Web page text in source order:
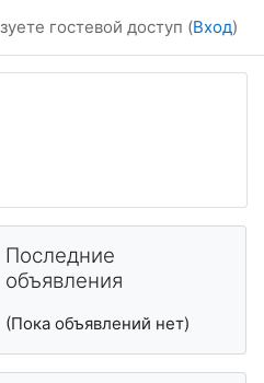
гостевой доступ (Вход)
Последние
объявления
(Пока объявлений нет)